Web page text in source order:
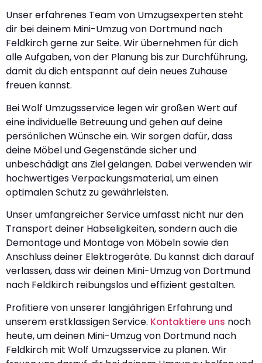
Unser erfahrenes Team von Umzugsexperten steht
dir bei deinem Mini-Umzug von Dortmund nach
Feldkirch gerne zur Seite. Wir übernehmen für dich
alle Aufgaben, von der Planung bis zur Durchführung,
damit du dich entspannt auf dein neues Zuhause
freuen kannst.
Bei Wolf Umzugsservice legen wir großen Wert auf
eine individuelle Betreuung und gehen auf deine
persönlichen Wünsche ein. Wir sorgen dafür, dass
deine Möbel und Gegenstände sicher und
unbeschädigt ans Ziel gelangen. Dabei verwenden wir
hochwertiges Verpackungsmaterial, um einen
optimalen Schutz zu gewährleisten.
Unser umfangreicher Service umfasst nicht nur den
Transport deiner Habseligkeiten, sondern auch die
Demontage und Montage von Möbeln sowie den
Anschluss deiner Elektrogeräte. Du kannst dich darauf
verlassen, dass wir deinen Mini-Umzug von Dortmund
nach Feldkirch reibungslos und effizient gestalten.
Profitiere von unserer langjährigen Erfahrung und
unserem erstklassigen Service. Kontaktiere uns noch
heute, um deinen Mini-Umzug von Dortmund nach
Feldkirch mit Wolf Umzugsservice zu planen. Wir